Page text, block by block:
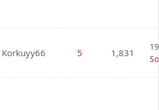
Korkuyy66 5 1,831